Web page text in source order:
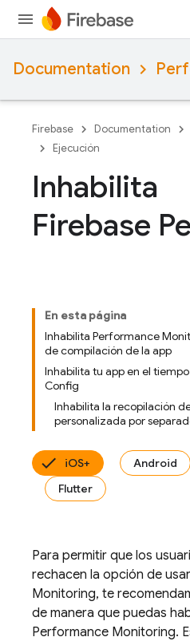
Documentation
Firebase Documentation
Ejecución
Inhabilita
Firebase
En esta página
Inhabilita Performance
de compilación de la app
Inhabilita tu app en el
Config
Inhabilita la recopilación
personalizada por
iOS+ Android
Flutter
Para permitir que los
rechacen la opción de usar
Monitoring, te
de manera que puedas
Performance Monitoring.